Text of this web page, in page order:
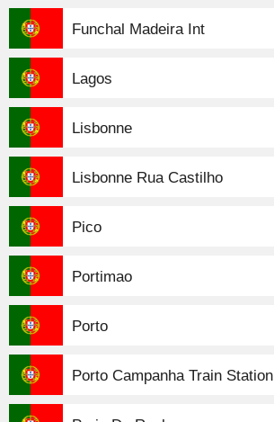
Funchal Madeira Int
Lagos
Lisbonne
Lisbonne Rua Castilho
Pico
Portimao
Porto
Porto Campanha Train Station